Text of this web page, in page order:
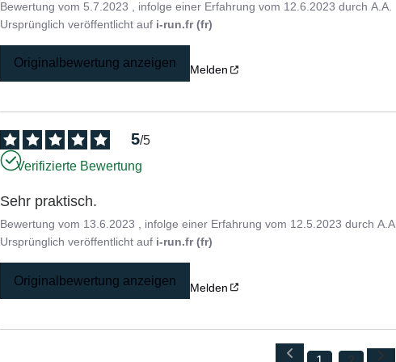
Bewertung vom 5.7.2023 , infolge einer Erfahrung vom 12.6.2023 durchA.A.
Ursprünglich veröffentlicht auf i-run.fr (fr)
Originalbewertung anzeigen Melden
5/5
Verifizierte Bewertung
Sehr praktisch.
Bewertung vom 13.6.2023 , infolge einer Erfahrung vom 12.5.2023 durchA.A.
Ursprünglich veröffentlicht auf i-run.fr (fr)
Originalbewertung anzeigen Melden